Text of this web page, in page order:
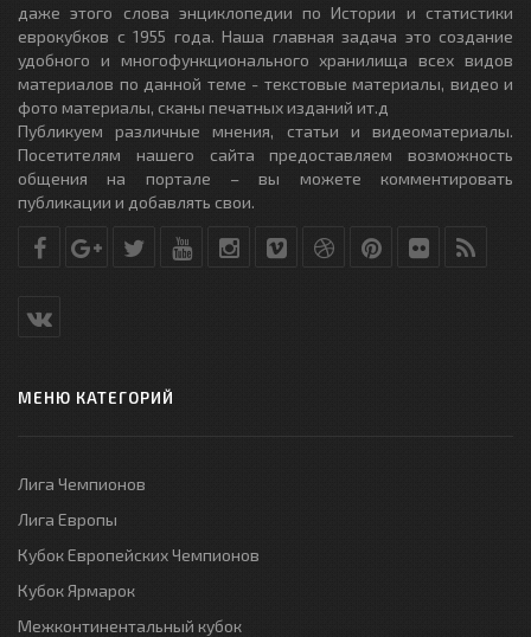
даже этого слова энциклопедии по Истории и статистики
еврокубков с 1955 года. Наша главная задача это создание
удобного и многофункционального хранилища всех видов
материалов по данной теме - текстовые материалы, видео и
фото материалы, сканы печатных изданий ит.д
Публикуем различные мнения, статьи и видеоматериалы.
Посетителям нашего сайта предоставляем возможность
общения на портале – вы можете комментировать
публикации и добавлять свои.
МЕНЮ КАТЕГОРИЙ
Лига Чемпионов
Лига Европы
Кубок Европейских Чемпионов
Кубок Ярмарок
Межконтинентальный кубок